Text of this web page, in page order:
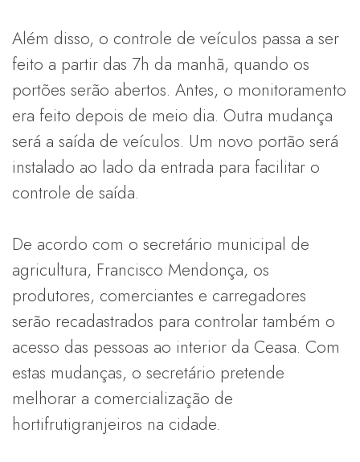
Além disso, o controle de veículos passa a ser
feito a partir das 7h da manhã, quando os
portões serão abertos. Antes, o monitoramento
era feito depois de meio dia. Outra mudança
será a saída de veículos. Um novo portão será
instalado ao lado da entrada para facilitar o
controle de saída.
De acordo com o secretário municipal de
agricultura, Francisco Mendonça, os
produtores, comerciantes e carregadores
serão recadastrados para controlar também o
acesso das pessoas ao interior da Ceasa. Com
estas mudanças, o secretário pretende
melhorar a comercialização de
hortifrutigranjeiros na cidade.